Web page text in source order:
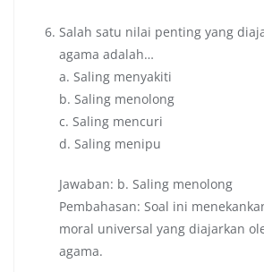
Salah satu nilai penting yang
agama adalah…
a. Saling menyakiti
b. Saling menolong
c. Saling mencuri
d. Saling menipu
Jawaban: b. Saling menolong
Pembahasan: Soal ini
moral universal yang diajarkan
agama.